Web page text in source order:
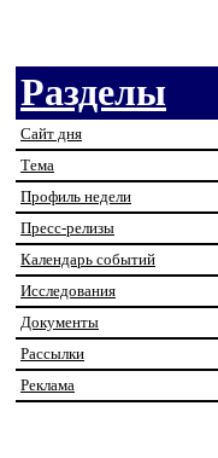
Разделы
Сайт дня
Тема
Профиль недели
Пресс-релизы
Календарь событий
Исследования
Документы
Рассылки
Реклама